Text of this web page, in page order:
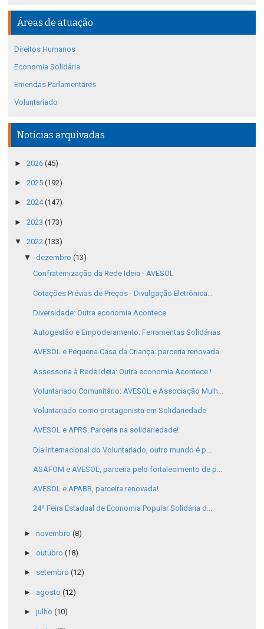
Áreas de atuação
Direitos Humanos
Economia Solidária
Emendas Parlamentares
Voluntariado
Notícias arquivadas
► 2026 (45)
► 2025 (192)
► 2024(147)
► 2023 (173)
▼ 2022 (133)
▼ dezembro (13)
Confraternização da Rede Ideia - AVESOL
Cotações Prévias de Preços - Divulgação Eletrônica...
Diversidade: Outra economia Acontece
Autogestão e Empoderamento: Ferramentas Solidárias
AVESOL e Pequena Casa da Criança: parceria renovada
Assessoria à Rede Ideia: Outra economia Acontece !
Voluntariado Comunitário: AVESOL e Associação Mulh...
Voluntariado como protagonista em Solidariedade
AVESOL e APRS: Parceria na solidariedade!
Dia Internacional do Voluntariado, outro mundo é p...
ASAFOM e AVESOL, parceria pelo fortalecimento de p...
AVESOL e APABB, parceira renovada!
24ª Feira Estadual de Economia Popular Solidária d...
► novembro (8)
► outubro (18)
► setembro (12)
► agosto (12)
► julho (10)